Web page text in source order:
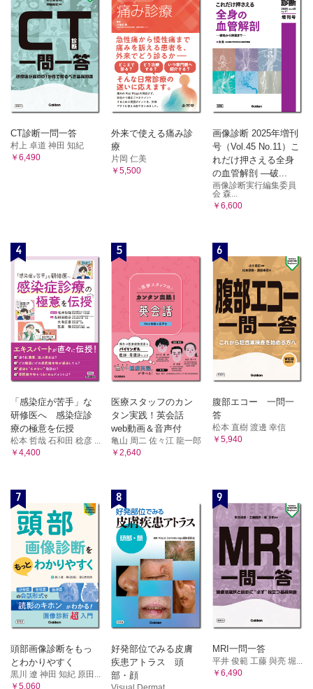
CT診断一問一答
村上 卓道 神田 知紀
￥6,490
外来で使える痛み診
療
片岡 仁美
￥5,500
画像診断 2025年増刊
号（Vol.45 No.11）こ
れだけ押さえる全身
の血管解剖 ―破...
画像診断実行編集委員
会 森...
￥6,600
4
「感染症が苦手」な
研修医へ 感染症診
療の極意を伝授
松本 哲哉 石和田 稔彦 ...
￥4,400
5
医療スタッフのカン
タン実践！英会話
web動画＆音声付
亀山 周二 佐々江 龍一郎
￥2,640
6
腹部エコー 一問一
答
松本 直樹 渡邊 幸信
￥5,940
7
頭部画像診断をもっ
とわかりやすく
黒川 遼 神田 知紀 原田...
￥5,060
8
好発部位でみる皮膚
疾患アトラス 頭
部・顔
9
MRI一問一答
平井 俊範 工藤 與亮 堀...
￥6,490